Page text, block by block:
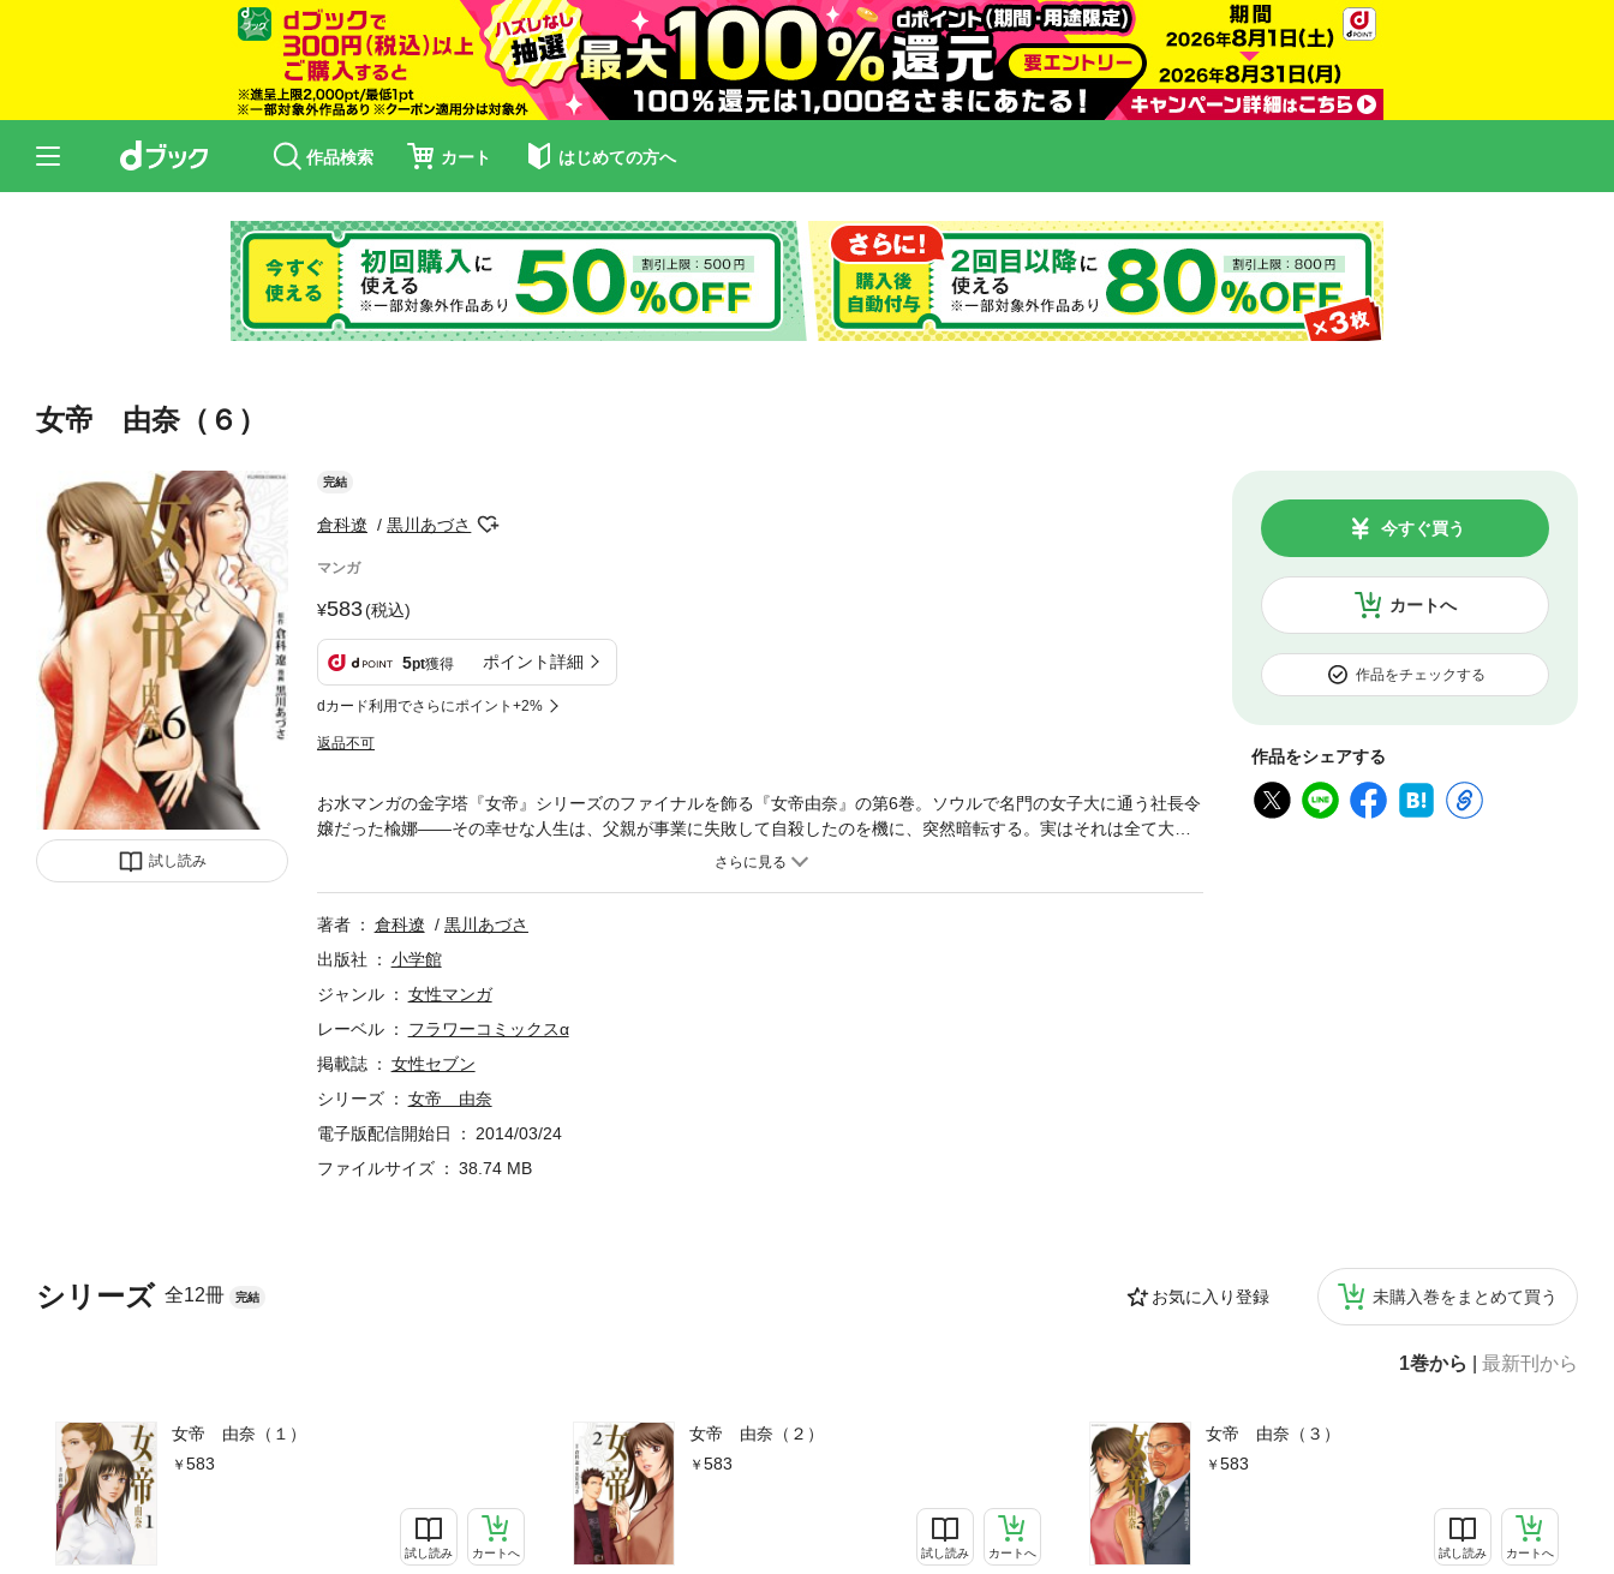
作品検索 カート はじめての方へ
女帝 由奈（６）
試し読み
完結
倉科遼 黒川あづさ
マンガ
583(税込)
5pt獲得 ポイント詳細
dカード利用でさらにポイント+2%
返品不可
カートへ
今すぐ買う
作品をチェックする
作品をシェアする
シリーズ 全12冊 完結 お気に入り登録 未購入巻をまとめて買う
1巻から 最新刊から
女帝 由奈（１）
583
試し読み カートへ
女帝 由奈（２）
583
試し読み カートへ
女帝 由奈（３）
583
試し読み カートへ
お水マンガの金字塔『女帝』シリーズのファイナルを飾る『女帝由奈』の第6巻。ソウルで名門の女子大に通う社長令
嬢だった楡娜――その幸せな人生は、父親が事業に失敗して自殺したのを機に、突然暗転する。実はそれは全て大銀
行頭取の鄭＜チョン＞一家の陰謀によるもので、恋人の俊秀＜ジュンス＞も鄭家の娘・成熙に奪われた。楡娜は、日
スへの道を歩き始めたが、その矢先、大道寺は由奈に「日韓の懸け橋になれ」と言い遺して亡くなった。入国管理局
の摘発をきっかけに「カーニバル」が閉店し、赤坂の「ステラ」に移った由奈だが、留学生査証＜ビザ＞の問題がな
た。強引な葉山ではなく、益子との入籍を選んだ由奈だが、不気味な電話が頻繁にかかってきて――。
著者 倉科遼
黒川あづさ
出版社
小学館
ジャンル
女性マンガ
レーベル
フラワーコミックスα
掲載誌
女性セブン
シリーズ
女帝 由奈
電子版配信開始日
2014/03/24
ファイルサイズ
38.74 MB